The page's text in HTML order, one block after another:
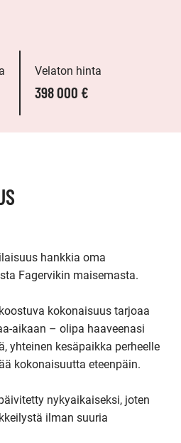
Velaton hinta
398 000 €
hankkia oma
Fagervikin maisemasta.
kokonaisuus tarjoaa
aikaan – olipa haaveenasi
yhteinen kesäpaikka perheelle
kokonaisuutta eteenpäin.
nykyaikaiseksi, joten
ilman suuria